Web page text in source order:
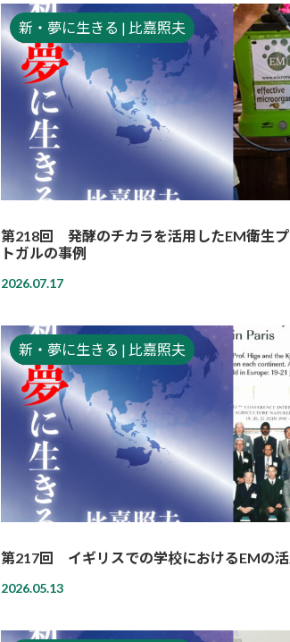
新・夢に生きる | 比嘉照夫
第218回 発酵のチカラを活用したEM衛生
トガルの事例
2026.07.17
新・夢に生きる | 比嘉照夫
第217回 イギリスでの学校におけるEMの
2026.05.13